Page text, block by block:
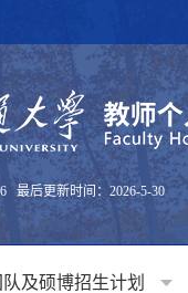
最后更新时间： 2026-5-30
及硕博招生计划